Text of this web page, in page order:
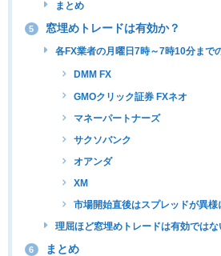
まとめ
5 窓埋めトレードは有効か？
各FX業者の月曜日7時～7時10分まで
DMM FX
GMOクリック証券 FXネオ
マネーパートナーズ
サクソバンク
オアンダ
XM
市場開始直後はスプレッドが異様
理屈ほど窓埋めトレードは有効ではな
6 まとめ